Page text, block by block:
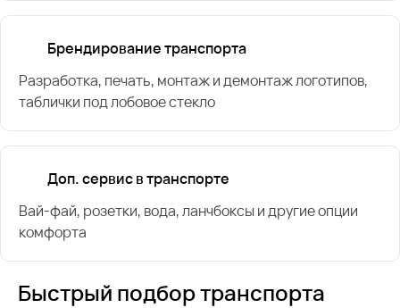
Брендирование транспорта
Разработка, печать, монтаж и демонтаж логотипов,
таблички под лобовое стекло
Доп. сервис в транспорте
Вай-фай, розетки, вода, ланчбоксы и другие опции
комфорта
Быстрый подбор транспорта